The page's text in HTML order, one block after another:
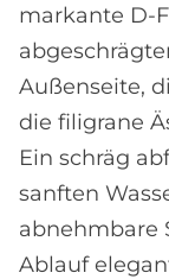
markante D-
Außenseite,
die filigrane
Ein schräg
sanften
abnehmbare
Ablauf